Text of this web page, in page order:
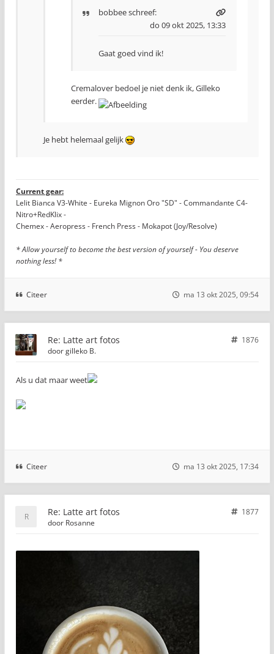
bobbeeschreef:
do 09 okt 2025, 13:33
Gaat goed vind ik!
Cremalover bedoel je niet denk ik, Gilleko
eerder.
Je hebt helemaal gelijk
Current gear:
Lelit Bianca V3-White - Eureka Mignon Oro "SD" - Commandante C4-
Nitro+RedKlix -
Chemex - Aeropress - French Press - Mokapot (Joy/Resolve)
* Allow yourself to become the best version of yourself - You deserve
nothing less! *
Citeer ma 13 okt 2025, 09:54
Re: Latte art fotos
1876
doorgilleko B.
Als u dat maar weet
Citeer ma 13 okt 2025, 17:34
Re: Latte art fotos
1877
door Rosanne